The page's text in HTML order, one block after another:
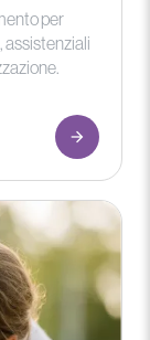
per
assistenziali